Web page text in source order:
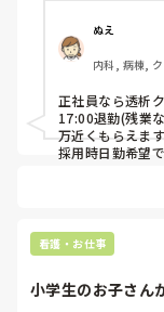
ぬえ
内科, 病棟,
正社員なら透析
17:00退勤(残業
万近くもらえま
採用時日勤希望
看護・お仕事
小学生のお子さん